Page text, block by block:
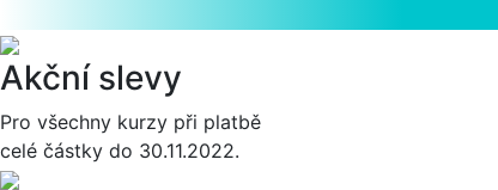
Akční slevy
Pro všechny kurzy při platbě
celé částky do 30.11.2022.